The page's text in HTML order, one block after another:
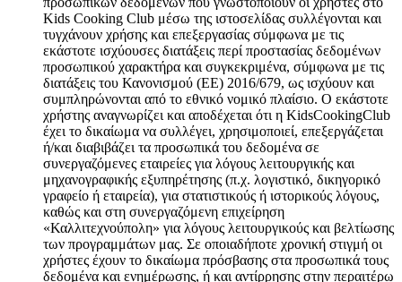
Kids Cooking Club μέσω της ιστοσελίδας συλλέγονται και
τυγχάνουν χρήσης και επεξεργασίας σύμφωνα με τις
εκάστοτε ισχύουσες διατάξεις περί προστασίας δεδομένων
προσωπικού χαρακτήρα και συγκεκριμένα, σύμφωνα με τις
διατάξεις του Κανονισμού (ΕΕ) 2016/679, ως ισχύουν και
συμπληρώνονται από το εθνικό νομικό πλαίσιο. Ο εκάστοτε
χρήστης αναγνωρίζει και αποδέχεται ότι η KidsCookingClub
έχει το δικαίωμα να συλλέγει, χρησιμοποιεί, επεξεργάζεται
ή/και διαβιβάζει τα προσωπικά του δεδομένα σε
συνεργαζόμενες εταιρείες για λόγους λειτουργικής και
μηχανογραφικής εξυπηρέτησης (π.χ. λογιστικό, δικηγορικό
γραφείο ή εταιρεία), για στατιστικούς ή ιστορικούς λόγους,
καθώς και στη συνεργαζόμενη επιχείρηση
«Καλλιτεχνούπολη» για λόγους λειτουργικούς και βελτίωσης
των προγραμμάτων μας. Σε οποιαδήποτε χρονική στιγμή οι
χρήστες έχουν το δικαίωμα πρόσβασης στα προσωπικά τους
δεδομένα και ενημέρωσης, ή και αντίρρησης στην περαιτέρω